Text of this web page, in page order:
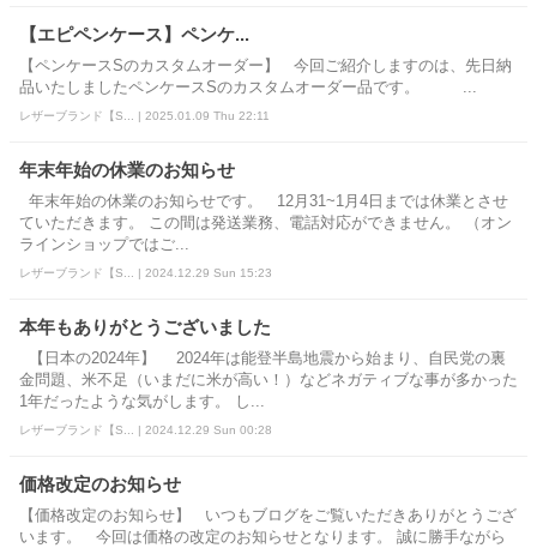
【エピペンケース】ペンケ...
【ペンケースSのカスタムオーダー】 今回ご紹介しますのは、先日納
品いたしましたペンケースSのカスタムオーダー品です。 ...
レザーブランド【S... | 2025.01.09 Thu 22:11
年末年始の休業のお知らせ
年末年始の休業のお知らせです。 12月31~1月4日までは休業とさせ
ていただきます。 この間は発送業務、電話対応ができません。 （オン
ラインショップではご...
レザーブランド【S... | 2024.12.29 Sun 15:23
本年もありがとうございました
【日本の2024年】 2024年は能登半島地震から始まり、自民党の裏
金問題、米不足（いまだに米が高い！）などネガティブな事が多かった
1年だったような気がします。 し...
レザーブランド【S... | 2024.12.29 Sun 00:28
価格改定のお知らせ
【価格改定のお知らせ】 いつもブログをご覧いただきありがとうござ
います。 今回は価格の改定のお知らせとなります。 誠に勝手ながら